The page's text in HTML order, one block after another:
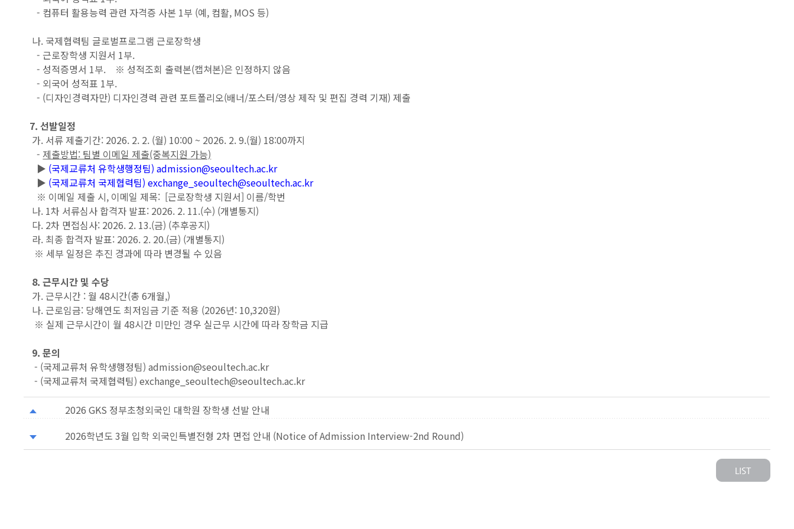
- 컴퓨터 활용능력 관련 자격증 사본 1부 (예, 컴활, MOS 등)
나. 국제협력팀 글로벌프로그램 근로장학생
- 근로장학생 지원서 1부.
- 성적증명서 1부. ※ 성적조회 출력본(캡쳐본)은 인정하지 않음
- 외국어 성적표 1부.
- (디자인경력자만) 디자인경력 관련 포트폴리오(배너/포스터/영상 제작 및 편집 경력 기재) 제출
7. 선발일정
가. 서류 제출기간: 2026. 2. 2. (월) 10:00 ~ 2026. 2. 9.(월) 18:00까지
-제출방법: 팀별 이메일 제출(중복지원 가능)
▶ (국제교류처 유학생행정팀) admission@seoultech.ac.kr
▶ (국제교류처 국제협력팀) exchange_seoultech@seoultech.ac.kr
※ 이메일 제출 시, 이메일 제목: [근로장학생 지원서] 이름/학번
나. 1차 서류심사 합격자 발표: 2026. 2. 11.(수) (개별통지)
다. 2차 면접심사: 2026. 2. 13.(금) (추후공지)
라. 최종 합격자 발표: 2026. 2. 20.(금) (개별통지)
※ 세부 일정은 추진 경과에 따라 변경될 수 있음
8. 근무시간 및 수당
가. 근무시간 : 월 48시간(총 6개월,)
나. 근로임금: 당해연도 최저임금 기준 적용 (2026년: 10,320원)
※ 실제 근무시간이 월 48시간 미만인 경우 실근무 시간에 따라 장학금 지급
9. 문의
- (국제교류처 유학생행정팀) admission@seoultech.ac.kr
- (국제교류처 국제협력팀) exchange_seoultech@seoultech.ac.kr
2026 GKS 정부초청외국인 대학원 장학생 선발 안내
2026학년도 3월 입학 외국인특별전형 2차 면접 안내 (Notice of Admission Interview-2nd Round)